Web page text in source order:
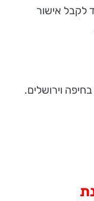
לקבל אישור
וירושלים.